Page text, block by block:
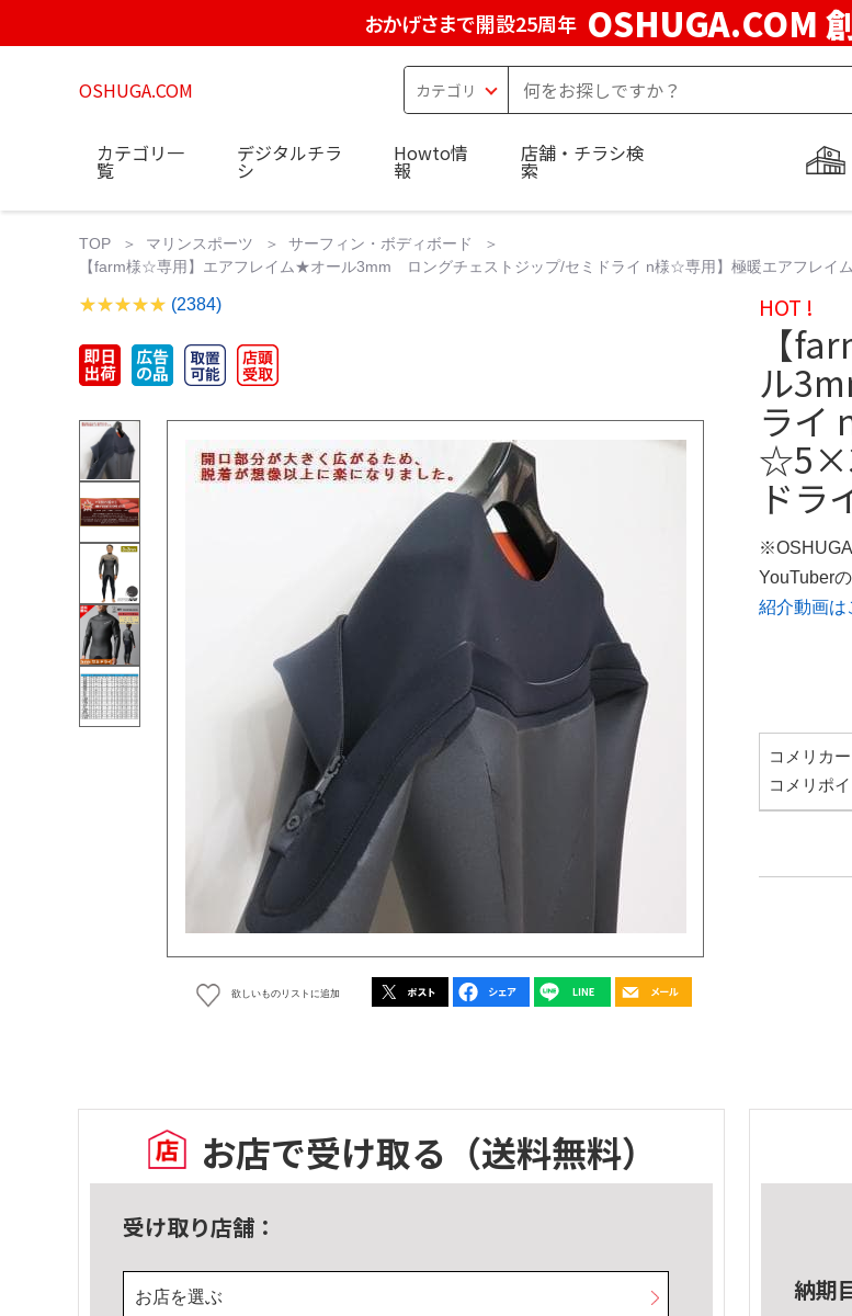
おかげさまで開設25周年 OSHUGA.COM
OSHUGA.COM
カテゴリ一
覧
デジタルチラ
シ
Howto情
報
店舗・チラシ検
索
TOP マリンスポーツ
サーフィン・ボディボード
【farm様☆専用】エアフレイム★オール3mm ロングチェストジップ/セミドライ n様☆専用】極暖エアフレイ
(2384)
欲しいものリストに追加
HOT !
【
ル
ライ
ドラ
YouTuber
紹介動画は
コメリカ
コメリポ
お店で受け取る （送料無料）
受け取り店舗：
お店を選ぶ 納期